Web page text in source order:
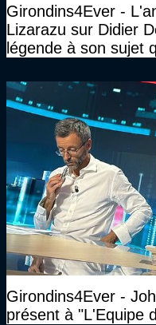
Girondins4Ever -
Lizarazu sur Didier
légende à son sujet
Girondins4Ever -
présent à "L'Equipe